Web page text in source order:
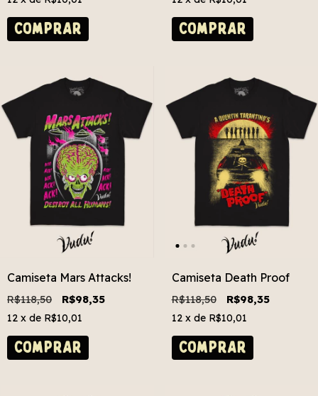
COMPRAR COMPRAR
Camiseta Mars Attacks!
R$118,50 R$98,35
12 x de R$10,01
COMPRAR
Camiseta Death Proof
R$118,50 R$98,35
12 x de R$10,01
COMPRAR